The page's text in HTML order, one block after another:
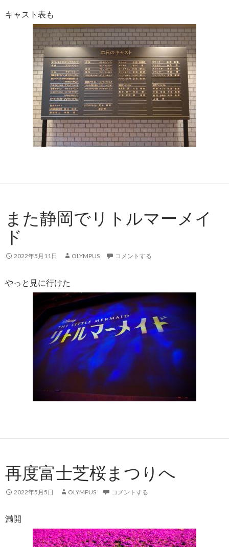
キャスト表も
また静岡でリトルマーメイ
ド
2022年5月11日 OLYMPUS コメントする
やっと見に行けた
再度富士芝桜まつりへ
2022年5月5日 OLYMPUS コメントする
満開